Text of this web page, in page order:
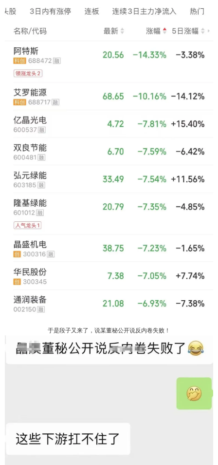
于是段子又来了，说某董秘公开说反内卷失败！